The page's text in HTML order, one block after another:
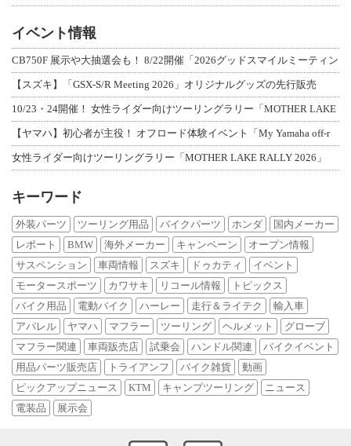
イベント情報
CB750F 展示や大抽選会も！ 8/22開催「2026グッドスマイルミーティン
【スズキ】「GSX-S/R Meeting 2026」オリジナルグッズの先行販売
10/23・24開催！ 女性ライダー向けツーリングラリー「MOTHER LAKE
【ヤマハ】初心者が主役！ オフロード体験イベント「My Yamaha off-r
女性ライダー向けツーリングラリー「MOTHER LAKE RALLY 2026」
キーワード
外装パーツ ツーリング用品 バイクパーツ ホンダ
国内メーカー
レポート
BMW 海外メーカー キャンペーン
オープン情報
サスペンション
車両情報 スズキ ドゥカティ
イベント
モータースポーツ
カワサキ リコール情報
トピックス
バイク用品
電動バイク ハーレー 走行＆ライテク
輸入車
アパレル
ヤマハ マフラー ツーリング ヘルメット
グローブ
マフラー関連
車両販売店 試乗会 ハンドル関連
バイクイベント
用品パーツ販売店
トライアンフ バイク雑貨
動画
ピックアップニュース
KTM キャンプツーリング
ニュース
電装品
展示会